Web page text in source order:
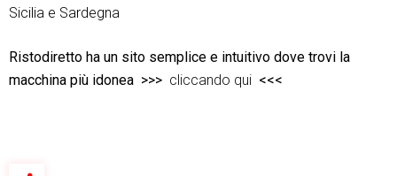
Sicilia e Sardegna
Ristodiretto ha un sito semplice e intuitivo dove trovi la
macchina più idonea >>> cliccando qui <<<